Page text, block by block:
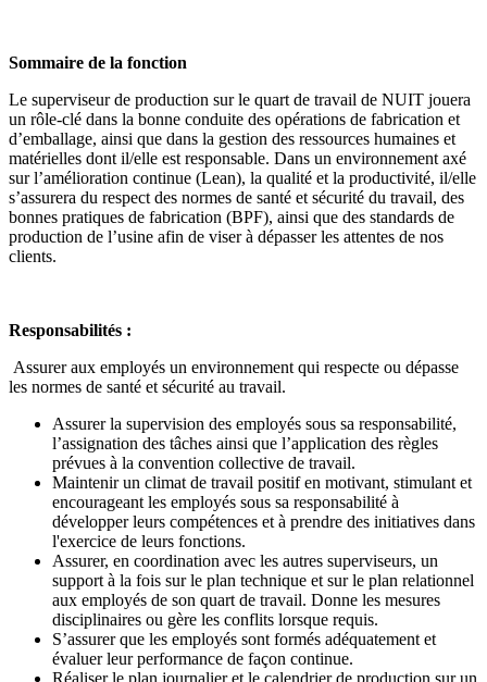
Sommaire de la fonction
Le superviseur de production sur le quart de travail de NUIT jouera
un rôle-clé dans la bonne conduite des opérations de fabrication et
d’emballage, ainsi que dans la gestion des ressources humaines et
matérielles dont il/elle est responsable. Dans un environnement axé
sur l’amélioration continue (Lean), la qualité et la productivité, il/elle
s’assurera du respect des normes de santé et sécurité du travail, des
bonnes pratiques de fabrication (BPF), ainsi que des standards de
production de l’usine afin de viser à dépasser les attentes de nos
clients.
Responsabilités :
Assurer aux employés un environnement qui respecte ou dépasse
les normes de santé et sécurité au travail.
Assurer la supervision des employés sous sa responsabilité,
l’assignation des tâches ainsi que l’application des règles
prévues à la convention collective de travail.
Maintenir un climat de travail positif en motivant, stimulant et
encourageant les employés sous sa responsabilité à
développer leurs compétences et à prendre des initiatives dans
l'exercice de leurs fonctions.
Assurer, en coordination avec les autres superviseurs, un
support à la fois sur le plan technique et sur le plan relationnel
aux employés de son quart de travail. Donne les mesures
disciplinaires ou gère les conflits lorsque requis.
S’assurer que les employés sont formés adéquatement et
évaluer leur performance de façon continue.
Réaliser le plan journalier et le calendrier de production sur un